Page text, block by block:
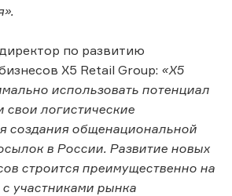
по развитию
X5 Retail Group: «X5
использовать потенциал
свои логистические
создания общенациональной
в России. Развитие новых
строится преимущественно на
с участниками рынка